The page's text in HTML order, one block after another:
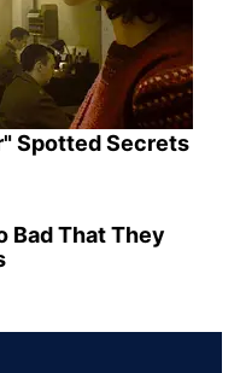
Spotted Secrets
Bad That They